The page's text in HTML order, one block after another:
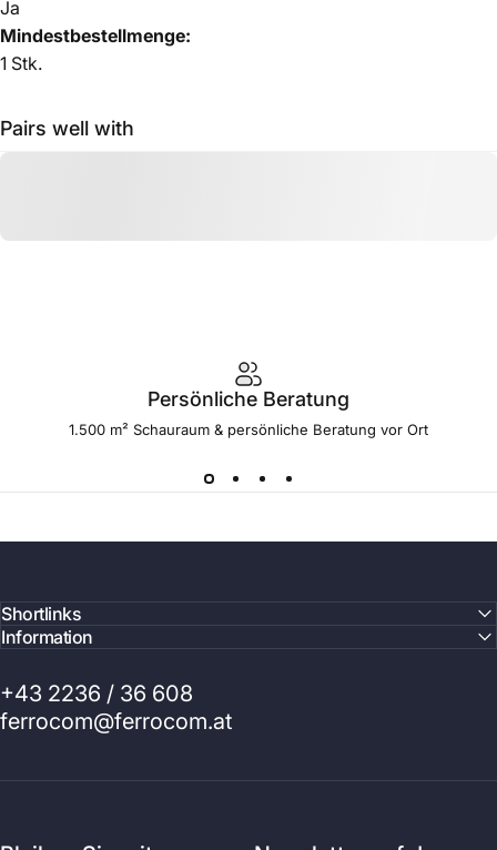
Ja
Mindestbestellmenge:
1 Stk.
Pairs well with
Persönliche Beratung
1.500 m² Schauraum & persönliche Beratung vor Ort
Shortlinks
Information
+43 2236 / 36 608
ferrocom@ferrocom.at